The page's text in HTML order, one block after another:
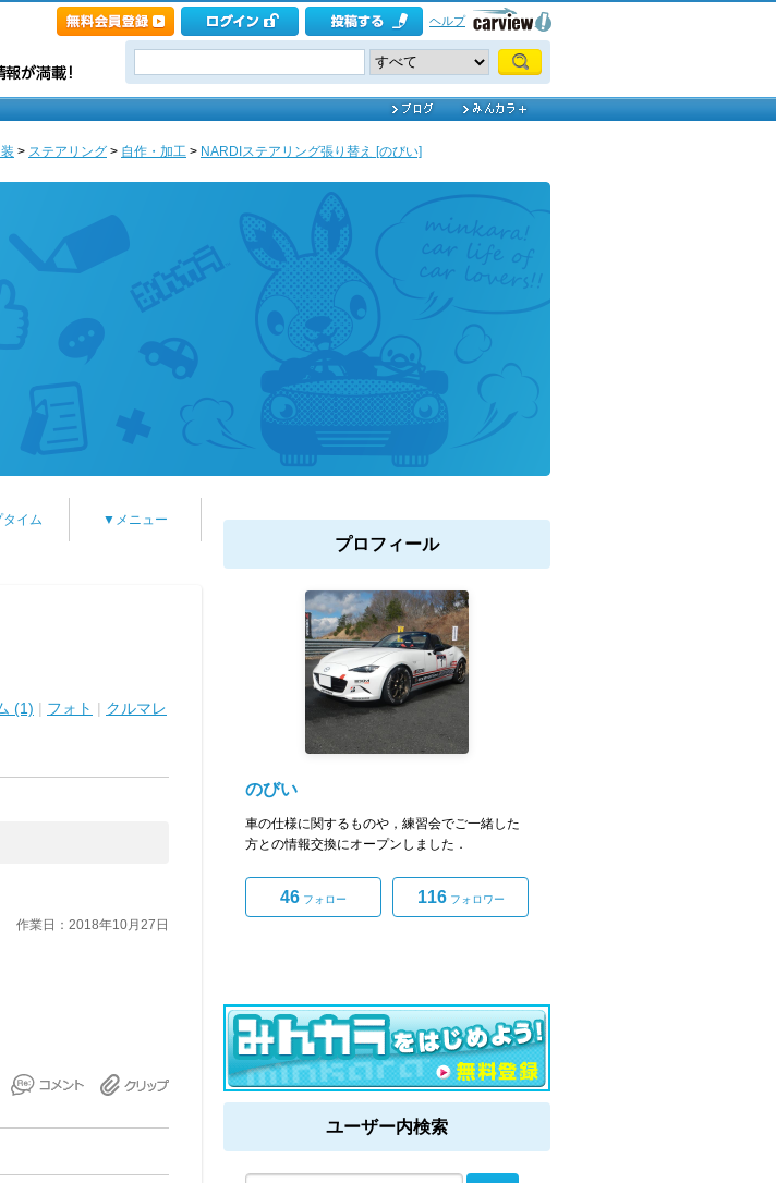
ヘルプ
> ステアリング > 自作・加工 > NARDIステアリング張り替え [のびい]
タイム ▼メニュー
(1) | フォト | クルマレ
作業日：2018年10月27日
プロフィール
のびい
車の仕様に関するものや，練習会でご一緒した
方との情報交換にオープンしました．
46 フォロー 116フォロワー
ユーザー内検索